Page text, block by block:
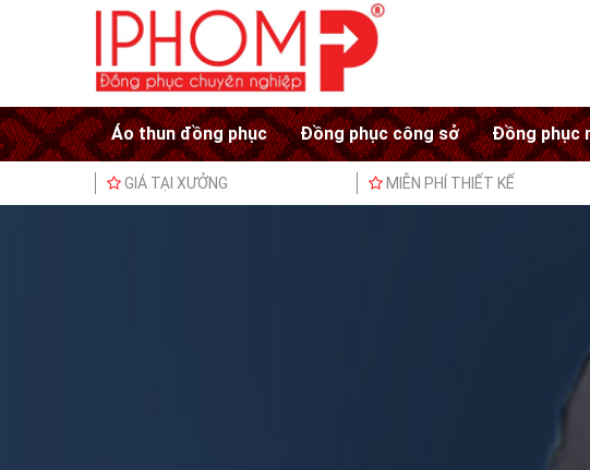
Áo thun đồng phục Đồng phục công sở Đồng phục
GIÁ TẠI XƯỞNG MIỄN PHÍ THIẾT KẾ